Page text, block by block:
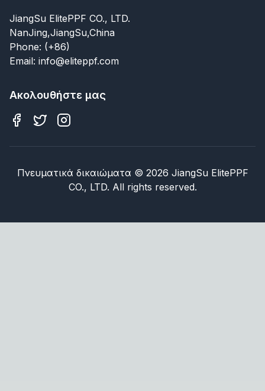
JiangSu ElitePPF CO., LTD.
NanJing,JiangSu,China
Phone: (+86)
Email: info@eliteppf.com
Ακολουθήστε μας
Πνευματικά δικαιώματα © 2026 JiangSu ElitePPF
CO., LTD. All rights reserved.